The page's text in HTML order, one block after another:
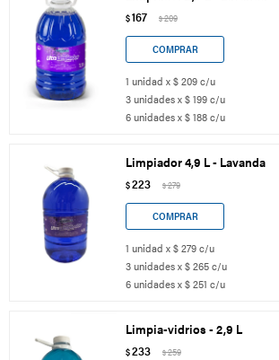
$167 $209
1 unidad x $ 209 c/u
3 unidades x $ 199 c/u
6 unidades x $ 188 c/u
Limpiador 4,9 L - Lavanda
$223 $279
1 unidad x $ 279 c/u
3 unidades x $ 265 c/u
6 unidades x $ 251 c/u
Limpia-vidrios - 2,9 L
$233 $259